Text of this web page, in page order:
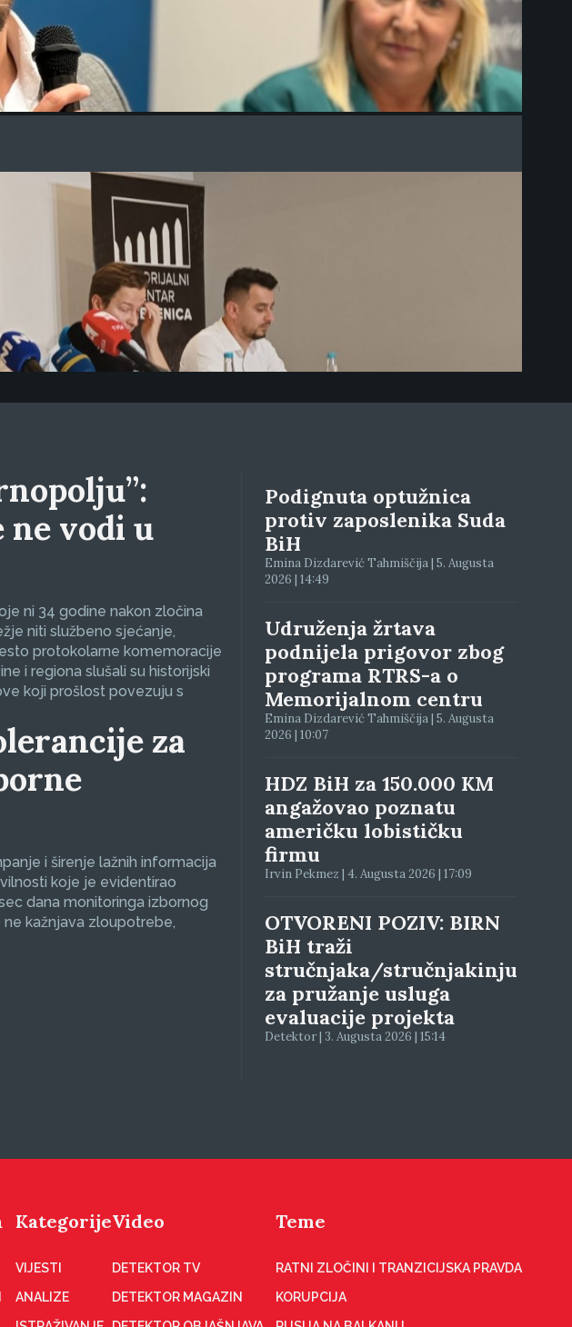
ne vodi u
ni 34 godine nakon zločina
niti službeno sjećanje,
protokolarne komemoracije
i regiona slušali su historijski
koji prošlost povezuju s
za
i širenje lažnih informacija
koje je evidentirao
dana monitoringa izbornog
ne kažnjava zloupotrebe,
Podignuta optužnica
protiv zaposlenika Suda
BiH
Emina Dizdarević Tahmiščija | 5. Augusta
2026 | 14:49
Udruženja žrtava
podnijela prigovor zbog
programa RTRS-a o
Memorijalnom centru
Emina Dizdarević Tahmiščija | 5. Augusta
2026 | 10:07
HDZ BiH za 150.000 KM
angažovao poznatu
američku lobističku
firmu
Irvin Pekmez | 4. Augusta 2026 | 17:09
OTVORENI POZIV: BIRN
BiH traži
stručnjaka/stručnjakinju
za pružanje usluga
evaluacije projekta
Detektor | 3. Augusta 2026 | 15:14
Kategorije
VIJESTI
ANALIZE
Video
DETEKTOR TV
DETEKTOR MAGAZIN
Teme
RATNI ZLOČINI I TRANZICIJSKA PRAVDA
KORUPCIJA